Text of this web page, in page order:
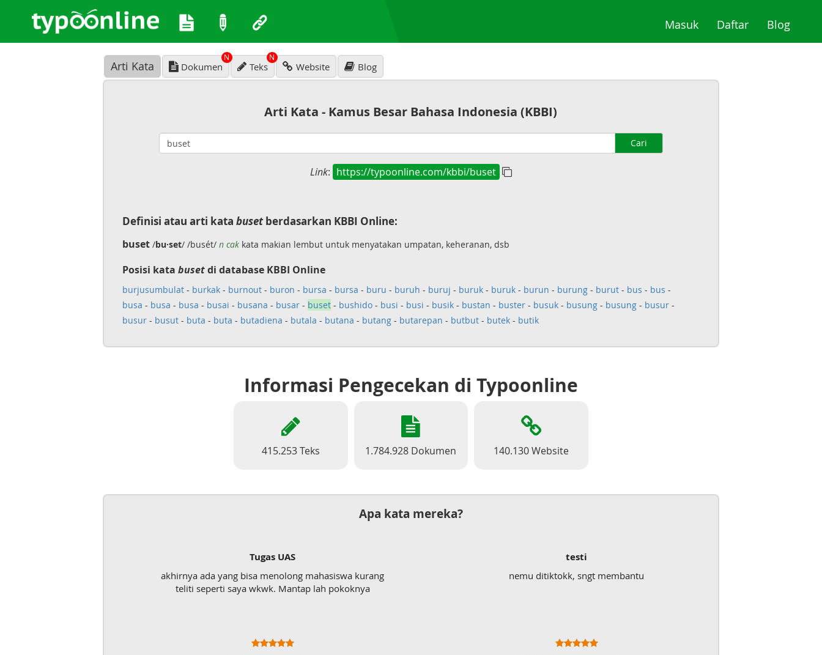
Masuk(current)
Daftar(current)
Blog
Arti Kata Dokumen
N
Teks
N
Website Blog
Arti Kata - Kamus Besar Bahasa Indonesia (KBBI)
Cari
Link: https://typoonline.com/kbbi/buset
Definisi atau arti kata busetberdasarkan KBBI Online:
buset/bu·set/ /busét/ n cakkata makian lembut untuk menyatakan umpatan, keheranan, dsb
Posisi kata busetdi database KBBI Online
burjusumbulat- burkak- burnout- buron - bursa - bursa - buru - buruh - buruj - buruk- buruk- burun - burung- burut- bus - bus -
busa - busa - busa - busai - busana - busar- buset- bushido- busi - busi - busik- bustan - buster- busuk- busung- busung- busur-
busur- busut- buta - buta - butadiena - butala - butana - butang- butarepan - butbut- butek- butik
Informasi Pengecekan di Typoonline
415.253 Teks 1.784.928 Dokumen 140.130 Website
Apa kata mereka?
Tugas UAS
akhirnya ada yang bisa menolong mahasiswa kurang
teliti seperti saya wkwk. Mantap lah pokoknya
testi
nemu ditiktokk, sngt membantu